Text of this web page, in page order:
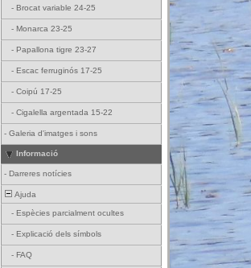
- Brocat variable 24-25
- Monarca 23-25
- Papallona tigre 23-27
- Escac ferruginós 17-25
- Coipú 17-25
- Cigalella argentada 15-22
- Galeria d'imatges i sons
Informació
- Darreres notícies
Ajuda
- Espècies parcialment ocultes
- Explicació dels símbols
- FAQ